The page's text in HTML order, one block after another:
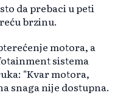
da prebaci u peti
brzinu.
motora, a
sistema
"Kvar motora,
snaga nije dostupna.